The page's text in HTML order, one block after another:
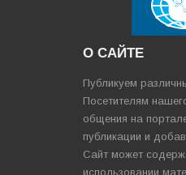
О САЙТЕ
Публикуем
Посетителям
общения на
публикации и
Сайт может
использовании